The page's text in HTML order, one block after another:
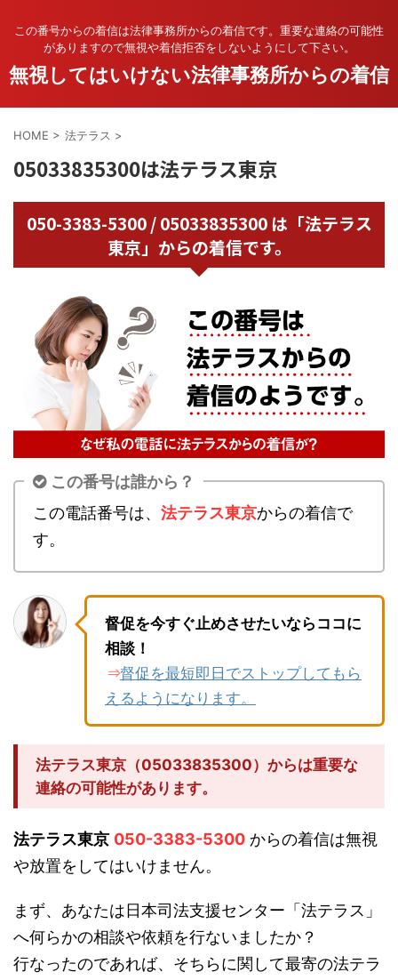
この番号からの着信は法律事務所からの着信です。重要な連絡の可能性
がありますので無視や着信拒否をしないようにして下さい。
無視してはいけない法律事務所からの着信
HOME > 法テラス >
05033835300は法テラス東京
050-3383-5300 / 05033835300 は「法テラス
東京」からの着信です。
この番号は誰から？
この電話番号は、 法テラス東京からの着信で
す。
督促を今すぐ止めさせたいならココに
相談！
⇒督促を最短即日でストップしてもら
えるようになります。
法テラス東京（05033835300）からは重要な
連絡の可能性があります。
法テラス東京 050-3383-5300 からの着信は無視
や放置をしてはいけません。
まず、あなたは日本司法支援センター「法テラス」
へ何らかの相談や依頼を行ないましたか？
行なったのであれば、そちらに関して最寄の法テラ